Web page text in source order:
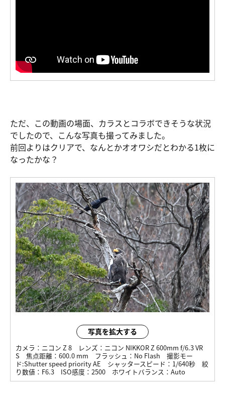
ただ、この動画の場面、カラスとコラボできそうな状況
でしたので、こんな写真も撮ってみました。
前回よりはクリアで、なんとかオオワシだとわかる1枚に
なったかな？
写真を拡大する
カメラ： ニコン Z 8 レンズ： ニコン NIKKOR Z 600mm f/6.3 VR
S
焦点距離： 600.0 mm フラッシュ： No Flash
撮影モー
ド:Shutter speed priority AE シャッタースピード： 1/640秒
絞
り数値： F6.3 ISO感度： 2500 ホワイトバランス： Auto